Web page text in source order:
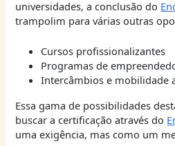
universidades, a conclusão do
trampolim para várias outras
Cursos profissionalizantes
Programas de
Intercâmbios e mobilidade
Essa gama de possibilidades
buscar a certificação através do
uma exigência, mas como um